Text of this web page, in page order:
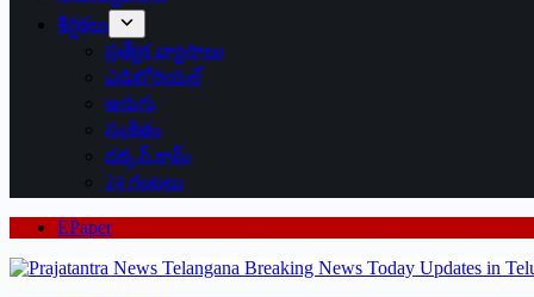
శీర్షికలు
ప్రత్యేక వ్యాసాలు
ఎడిటోరియల్
అరుగు
సంకేతం
దక్కన్.కామ్
24 గంటలు
EPaper